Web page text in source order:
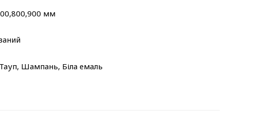
мм
Шампань, Біла емаль